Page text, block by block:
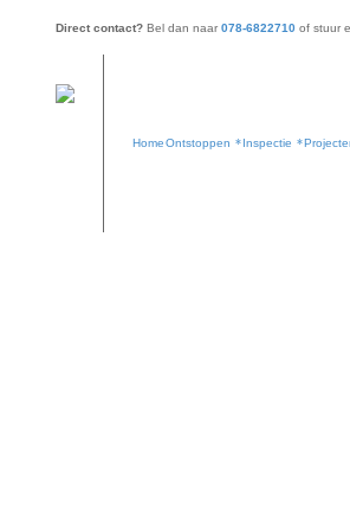
Direct contact?Bel dan naar 078-6822710of stuur
HomeOntstoppen Inspectie